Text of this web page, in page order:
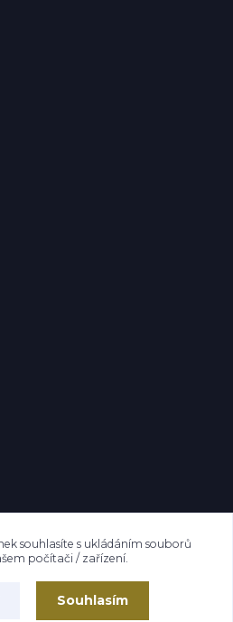
souhlasíte s ukládáním souborů
počítači / zařízení.
Souhlasím